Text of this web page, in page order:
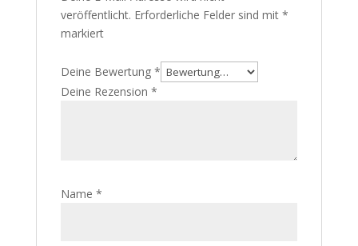
veröffentlicht. Erforderliche Felder sind mit *
markiert
Deine Bewertung *
Deine Rezension *
Name *